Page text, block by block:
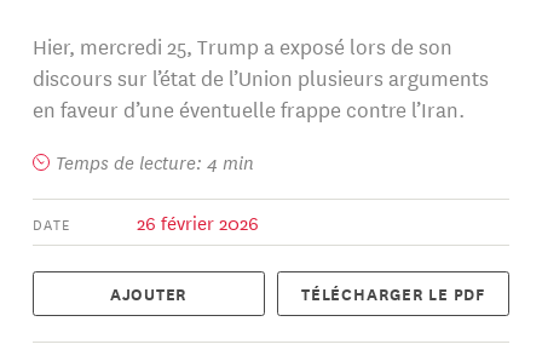
Hier, mercredi 25, Trump a exposé lors de son
discours sur l’état de l’Union plusieurs arguments
en faveur d’une éventuelle frappe contre l’Iran.
Temps de lecture: 4 min
DATE 26 février 2026
AJOUTER TÉLÉCHARGER LE PDF